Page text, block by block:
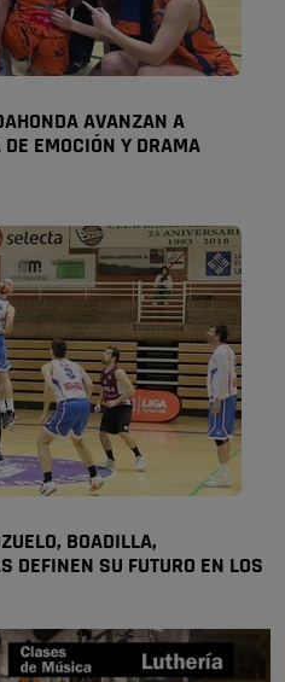
AVANZAN A
EMOCIÓN Y DRAMA
BOADILLA,
DEFINEN SU FUTURO EN LOS